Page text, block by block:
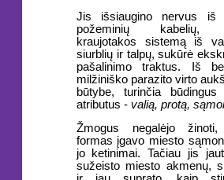
Jis išsiaugino nervus iš
požeminių kabelių,
kraujotakos sistemą iš
siurblių ir talpų, sukūrė
pašalinimo traktus. Iš
milžiniško parazito virto
būtybe, turinčia būdingus
atributus - valią, protą,
Žmogus negalėjo
formas įgavo miesto
jo ketinimai. Tačiau jis
sužeisto miesto akmenų,